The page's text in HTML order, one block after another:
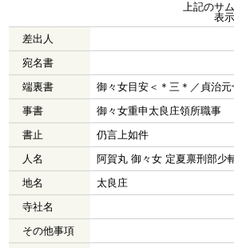
上記のサ
表
差出人
宛名書
端裏書
御々女目安＜＊三＊／貞治元
事書
御々女重申太良庄領所職事
書止
仍言上如件
人名
阿賀丸 御々女 定夏禀刑部少
地名
太良庄
寺社名
その他事項